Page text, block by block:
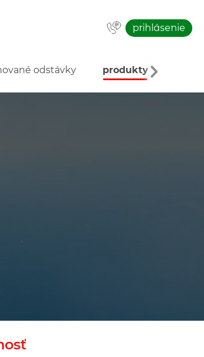
prihlásenie
odstávky produkty